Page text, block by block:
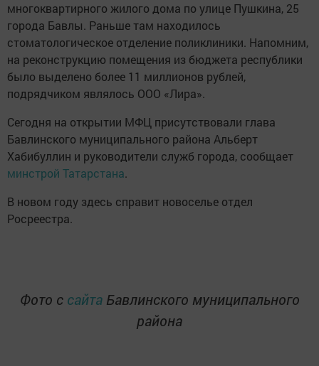
многоквартирного жилого дома по улице Пушкина, 25
города Бавлы. Раньше там находилось
стоматологическое отделение поликлиники. Напомним,
на реконструкцию помещения из бюджета республики
было выделено более 11 миллионов рублей,
подрядчиком являлось ООО «Лира».
Сегодня на открытии МФЦ присутствовали глава
Бавлинского муниципального района Альберт
Хабибуллин и руководители служб города, сообщает
минстрой Татарстана.
В новом году здесь справит новоселье отдел
Росреестра.
Фото с сайтаБавлинского муниципального
района